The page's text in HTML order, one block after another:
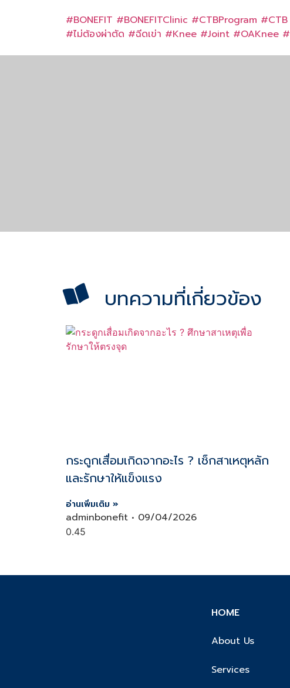
#BONEFIT #BONEFITClinic #CTBProgram #CTB
#ไม่ต้องผ่าตัด #ฉีดเข่า #Knee #Joint #OAKnee #
บทความที่เกี่ยวข้อง
กระดูกเสื่อมเกิดจากอะไร ? เช็กสาเหตุหลัก
และรักษาให้แข็งแรง
อ่านเพิ่มเติม »
adminbonefit 09/04/2026
HOME
About Us
Services